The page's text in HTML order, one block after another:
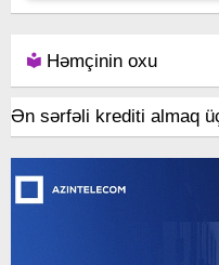
Həmçinin oxu
Ən sərfəli krediti almaq